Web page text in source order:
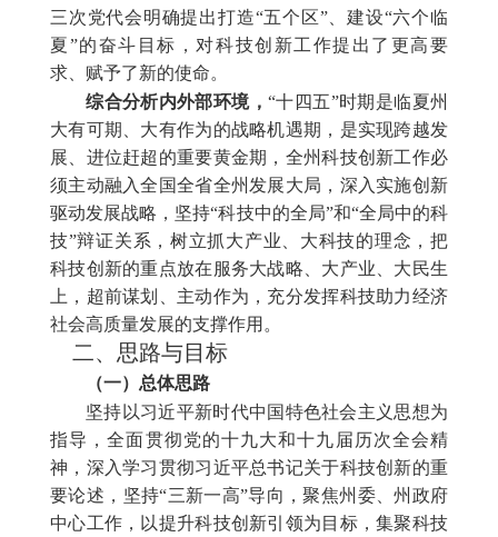
三次党代会明确提出打造“五个区”、建设“六个临
夏”的奋斗目标，对科技创新工作提出了更高要
求、赋予了新的使命。
综合分析内外部环境，“十四五”时期是临夏州
大有可期、大有作为的战略机遇期，是实现跨越发
展、进位赶超的重要黄金期，全州科技创新工作必
须主动融入全国全省全州发展大局，深入实施创新
驱动发展战略，坚持“科技中的全局”和“全局中的科
技”辩证关系，树立抓大产业、大科技的理念，把
科技创新的重点放在服务大战略、大产业、大民生
上，超前谋划、主动作为，充分发挥科技助力经济
社会高质量发展的支撑作用。
二、思路与目标
（一）总体思路
坚持以习近平新时代中国特色社会主义思想为
指导，全面贯彻党的十九大和十九届历次全会精
神，深入学习贯彻习近平总书记关于科技创新的重
要论述，坚持“三新一高”导向，聚焦州委、州政府
中心工作，以提升科技创新引领为目标，集聚科技